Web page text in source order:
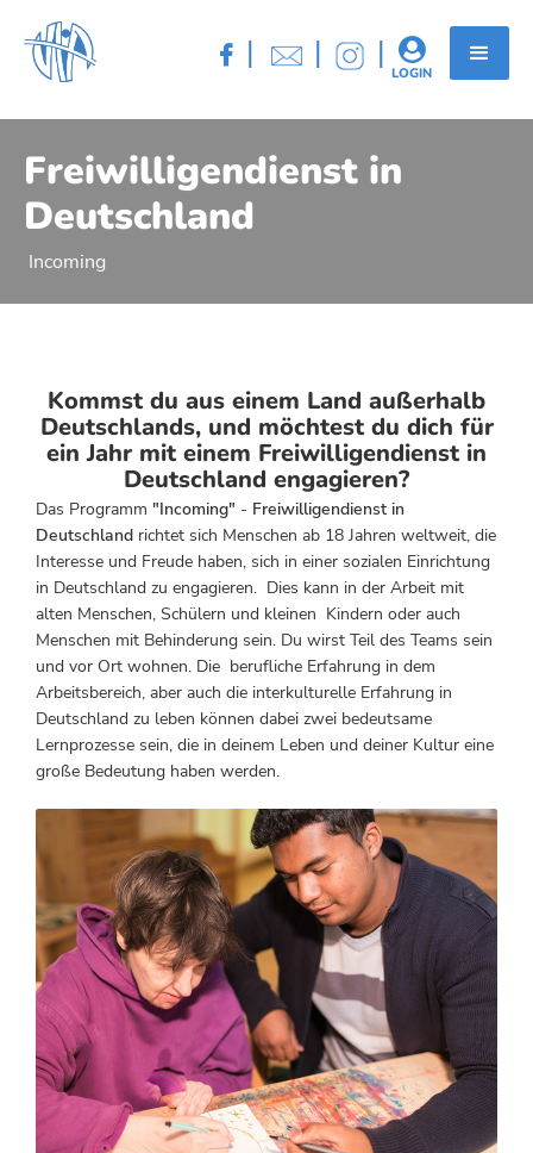
 | | | 
LOGIN
Freiwilligendienst in
Deutschland
Incoming
Kommst du aus einem Land außerhalb
Deutschlands, und möchtest du dich für
ein Jahr mit einem Freiwilligendienst in
Deutschland engagieren?
Das Programm "Incoming" - Freiwilligendienst in
Deutschland richtet sich Menschen ab 18 Jahren weltweit, die
Interesse und Freude haben, sich in einer sozialen Einrichtung
in Deutschland zu engagieren. Dies kann in der Arbeit mit
alten Menschen, Schülern und kleinen Kindern oder auch
Menschen mit Behinderung sein. Du wirst Teil des Teams sein
und vor Ort wohnen. Die berufliche Erfahrung in dem
Arbeitsbereich, aber auch die interkulturelle Erfahrung in
Deutschland zu leben können dabei zwei bedeutsame
Lernprozesse sein, die in deinem Leben und deiner Kultur eine
große Bedeutung haben werden.